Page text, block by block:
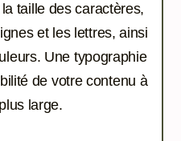
taille des caractères,
et les lettres, ainsi
Une typographie
de votre contenu à
large.